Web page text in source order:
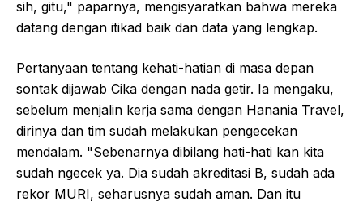
sih, gitu," paparnya, mengisyaratkan bahwa mereka
datang dengan itikad baik dan data yang lengkap.
Pertanyaan tentang kehati-hatian di masa depan
sontak dijawab Cika dengan nada getir. Ia mengaku,
sebelum menjalin kerja sama dengan Hanania Travel,
dirinya dan tim sudah melakukan pengecekan
mendalam. "Sebenarnya dibilang hati-hati kan kita
sudah ngecek ya. Dia sudah akreditasi B, sudah ada
rekor MURI, seharusnya sudah aman. Dan itu